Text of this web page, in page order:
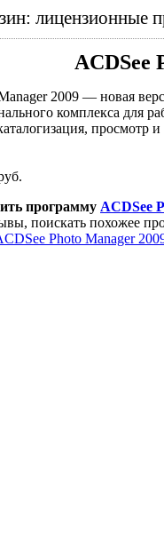
ACDSee
2009 — новая
комплекса для
просмотр
программу ACDSee
поискать похожее
Photo Manager